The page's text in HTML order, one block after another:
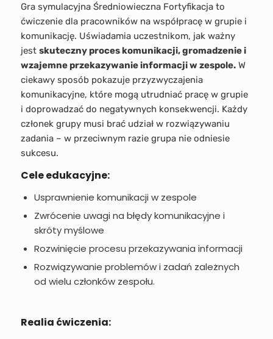
Gra symulacyjna Średniowieczna Fortyfikacja to
ćwiczenie dla pracowników na współpracę w grupie i
komunikację. Uświadamia uczestnikom, jak ważny
jest skuteczny proces komunikacji, gromadzenie i
wzajemne przekazywanie informacji w zespole.W
ciekawy sposób pokazuje przyzwyczajenia
komunikacyjne, które mogą utrudniać pracę w grupie
i doprowadzać do negatywnych konsekwencji. Każdy
członek grupy musi brać udział w rozwiązywaniu
zadania – w przeciwnym razie grupa nie odniesie
sukcesu.
Cele edukacyjne:
Usprawnienie komunikacji w zespole
Zwrócenie uwagi na błędy komunikacyjne i
skróty myślowe
Rozwinięcie procesu przekazywania informacji
Rozwiązywanie problemów i zadań zależnych
od wielu członków zespołu.
Realia ćwiczenia: